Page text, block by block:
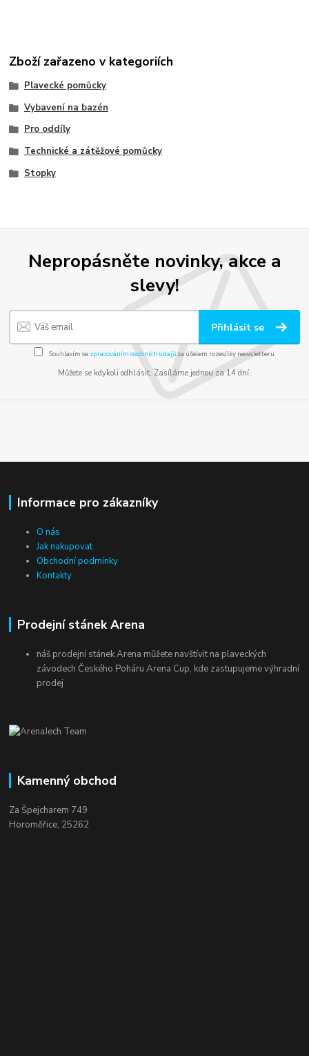
Zboží zařazeno v kategoriích
Plavecké pomůcky
Vybavení na bazén
Pro oddíly
Technické a zátěžové pomůcky
Stopky
Nepropásněte novinky, akce a
slevy!
Přihlásit se
Souhlasím se zpracováním osobních údajůza účelem rozesílky newsletteru.
Můžete se kdykoli odhlásit. Zasíláme jednou za 14 dní.
Informace pro zákazníky
O nás
Jak nakupovat
Obchodní podmínky
Kontakty
Prodejní stánek Arena
náš prodejní stánek Arena můžete navštívit na plaveckých
závodech Českého Poháru Arena Cup, kde zastupujeme výhradní
prodej
Kamenný obchod
Za Špejcharem 749
Horoměřice, 25262